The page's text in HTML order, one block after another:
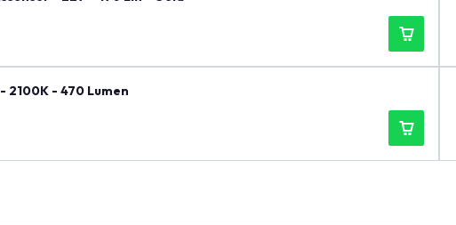
2100K - 470 Lumen